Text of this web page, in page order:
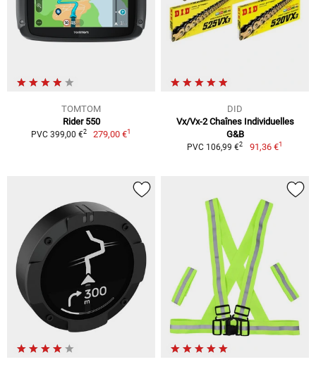
TOMTOM
Rider 550
PVC 399,00 €2 279,00 €1
DID
Vx/Vx-2 Chaînes Individuelles
G&B
PVC 106,99 €2 91,36 €1